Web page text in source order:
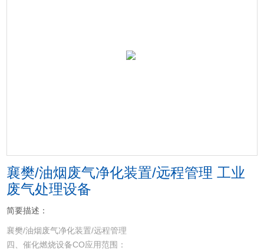
襄樊/油烟废气净化装置/远程管理 工业
废气处理设备
简要描述：
襄樊/油烟废气净化装置/远程管理
四、催化燃烧设备CO应用范围：